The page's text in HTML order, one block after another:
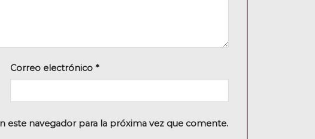
Correo electrónico *
navegador para la próxima vez que comente.